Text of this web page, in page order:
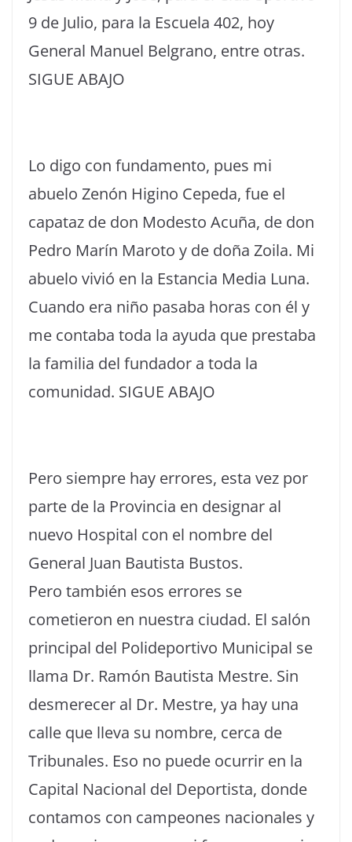
9 de Julio, para la Escuela 402, hoy
General Manuel Belgrano, entre otras.
SIGUE ABAJO
Lo digo con fundamento, pues mi
abuelo Zenón Higino Cepeda, fue el
capataz de don Modesto Acuña, de don
Pedro Marín Maroto y de doña Zoila. Mi
abuelo vivió en la Estancia Media Luna.
Cuando era niño pasaba horas con él y
me contaba toda la ayuda que prestaba
la familia del fundador a toda la
comunidad. SIGUE ABAJO
Pero siempre hay errores, esta vez por
parte de la Provincia en designar al
nuevo Hospital con el nombre del
General Juan Bautista Bustos.
Pero también esos errores se
cometieron en nuestra ciudad. El salón
principal del Polideportivo Municipal se
llama Dr. Ramón Bautista Mestre. Sin
desmerecer al Dr. Mestre, ya hay una
calle que lleva su nombre, cerca de
Tribunales. Eso no puede ocurrir en la
Capital Nacional del Deportista, donde
contamos con campeones nacionales y